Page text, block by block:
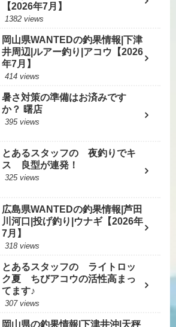
【2026年7月】
1382 views
岡山県WANTEDの釣果情報|下津
井周辺|ルアー釣り|アコウ【2026
年7月】
414 views
暑さ対策の準備はお済みです
か？ 曙店
395 views
とあるスタッフの 夜釣りでキ
ス 良型が連発！
325 views
広島県WANTEDの釣果情報|芦田
川河口|投げ釣り|ウナギ【2026年
7月】
318 views
とあるスタッフの ライトロッ
ク夏 ちびアコウの活性高まっ
てます♪
307 views
岡山県の釣果情報|下津井沖|天秤